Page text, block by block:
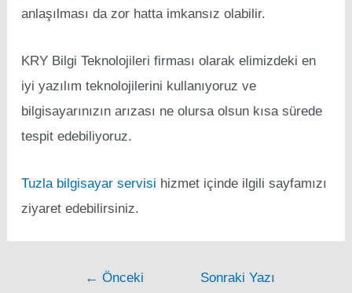
anlaşılması da zor hatta imkansız olabilir.
KRY Bilgi Teknolojileri firması olarak elimizdeki en
iyi yazılım teknolojilerini kullanıyoruz ve
bilgisayarınızın arızası ne olursa olsun kısa sürede
tespit edebiliyoruz.
Tuzla bilgisayar servisi hizmet içinde ilgili sayfamızı
ziyaret edebilirsiniz.
← Önceki
Sonraki Yazı